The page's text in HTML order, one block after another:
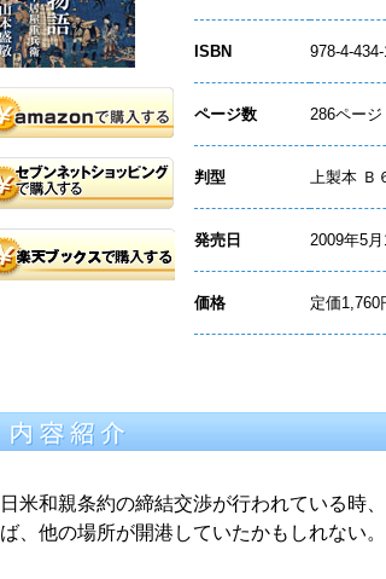
ISBN 978-4-
ページ数 286ページ
判型 上製本 Ｂ
発売日 2009年5月
価格 定価1,760
日米和親条約の締結交渉が行われている時
ば、他の場所が開港していたかもしれない。